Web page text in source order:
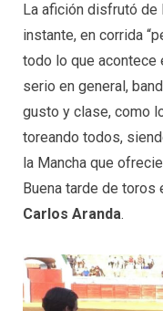
La afición disfrutó de
instante, en corrida
todo lo que acontece
serio en general,
gusto y clase, como
toreando todos,
la Mancha que
Buena tarde de toros
Carlos Aranda.